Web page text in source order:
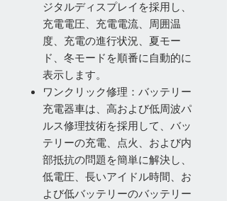
ジタルディスプレイを採用し、
充電電圧、充電電流、周囲温
度、充電の進行状況、夏モー
ド、冬モードを順番に自動的に
表示します。
ワンクリック修理：バッテリー
充電器車は、高および低周波パ
ルス修理技術を採用して、バッ
テリーの充電、点火、および内
部抵抗の問題を簡単に解決し、
低電圧、長いアイドル時間、お
よび低バッテリーのバッテリー